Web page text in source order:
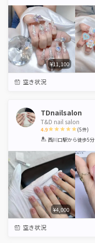
¥11,100
空き状況
TDnailsalon
T&D nail salon
4.9
1 2 3 4 5
(5件)
西川口駅から徒歩5分
¥4,000
空き状況